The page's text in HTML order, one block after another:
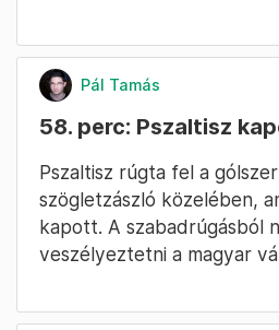
Pál Tamás
58. perc: Pszaltisz
Pszaltisz rúgta fel a
szögletzászló közelében,
kapott. A szabadrúgásból
veszélyeztetni a magyar